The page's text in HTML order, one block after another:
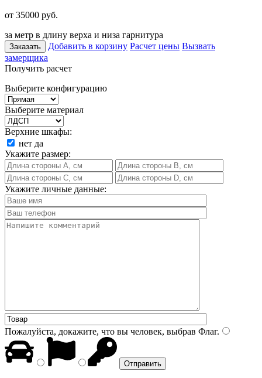
от 35000 руб.
за метр в длину верха и низа гарнитура
Заказать Добавить в корзину Расчет цены Вызвать
замерщика
Получить расчет
Выберите конфигурацию
Выберите материал
Верхние шкафы:
нет да
Укажите размер:
Укажите личные данные:
Пожалуйста, докажите, что вы человек, выбрав Флаг.